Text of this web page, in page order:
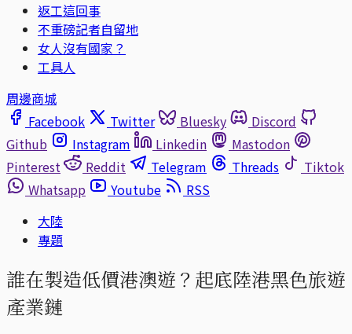
返工這回事
不重磅記者自留地
女人沒有國家？
工具人
周邊商城
Facebook
Twitter Bluesky
Discord
Github
Instagram Linkedin
Mastodon
Pinterest
Reddit Telegram Threads
Tiktok
Whatsapp
Youtube
RSS
大陸
專題
誰在製造低價港澳遊？起底陸港黑色旅遊
產業鏈